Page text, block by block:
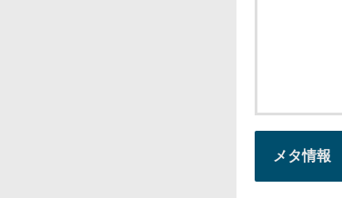
メタ情報